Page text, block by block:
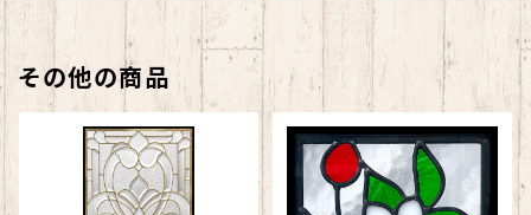
その他の商品